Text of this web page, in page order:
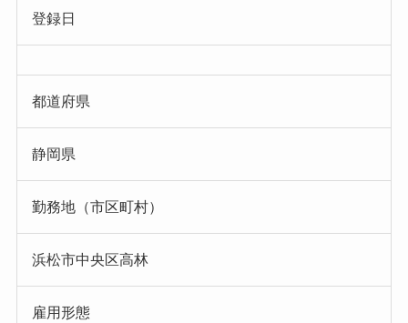
登録日
都道府県
静岡県
勤務地（市区町村）
浜松市中央区高林
雇用形態